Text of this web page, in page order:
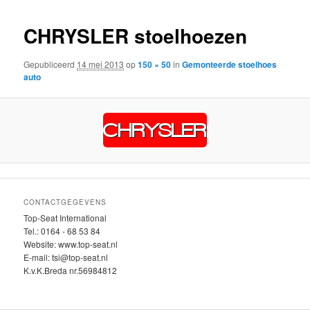
CHRYSLER stoelhoezen
Gepubliceerd 14 mei 2013 op150 × 50inGemonteerde stoelhoes
auto
CONTACTGEGEVENS
Top-Seat International
Tel.: 0164 - 68 53 84
Website: www.top-seat.nl
E-mail: tsi@top-seat.nl
K.v.K.Breda nr.56984812